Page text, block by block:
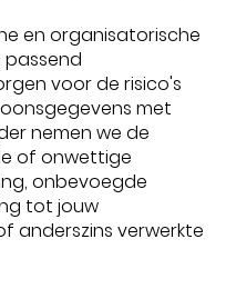
en organisatorische
voor de risico's
met
nemen we de
of onwettige
onbevoegde
tot jouw
anderszins verwerkte